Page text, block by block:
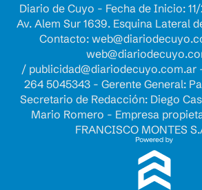
Diario de Cuyo - Fecha de Inicio:
Av. Alem Sur 1639. Esquina Lateral
Contacto:
/ publicidad@diariodecuyo.com.ar
264 5045343 - Gerente General:
Secretario de Redacción: Diego
Mario Romero - Empresa
FRANCISCO MONTES